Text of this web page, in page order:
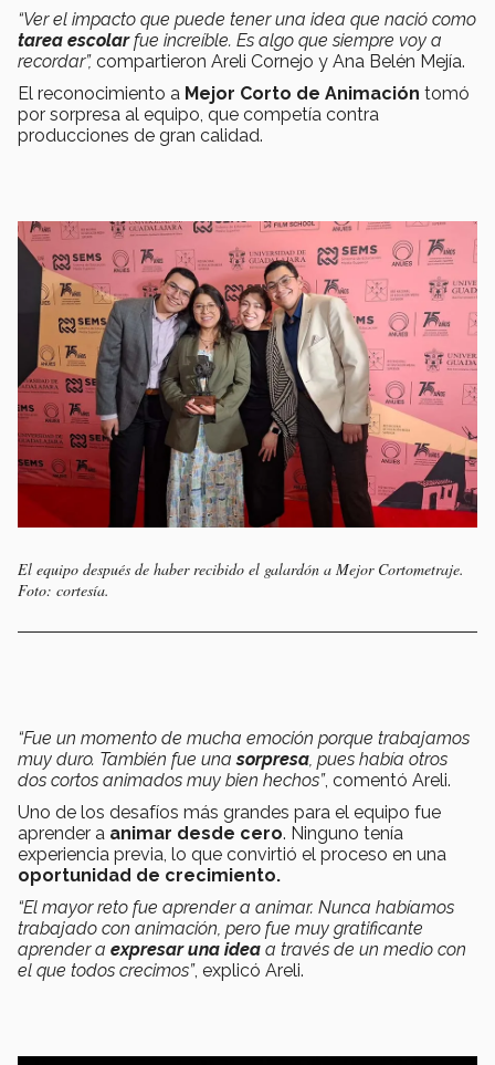
“Ver el impacto que puede tener una idea que nació como
tarea escolarfue increíble. Es algo que siempre voy a
recordar”, compartieron Areli Cornejo y Ana Belén Mejía.
El reconocimiento a Mejor Corto de Animación tomó
por sorpresa al equipo, que competía contra
producciones de gran calidad.
El equipo después de haber recibido el galardón a Mejor Cortometraje.
Foto: cortesía.
“Fue un momento de mucha emoción porque trabajamos
muy duro. También fue unasorpresa, pues había otros
dos cortos animados muy bien hechos”, comentó Areli.
Uno de los desafíos más grandes para el equipo fue
aprender a animar desde cero. Ninguno tenía
experiencia previa, lo que convirtió el proceso en una
oportunidad de crecimiento.
“El mayor reto fue aprender a animar. Nunca habíamos
trabajado con animación, pero fue muy gratificante
aprender a expresar una idea a través de un medio con
el que todos crecimos”, explicó Areli.